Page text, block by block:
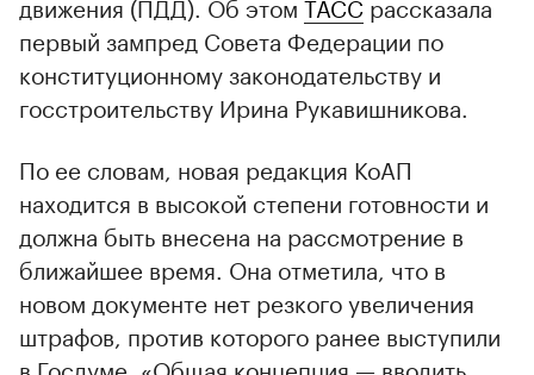
первый зампред Совета Федерации по
конституционному законодательству и
госстроительству Ирина Рукавишникова.
По ее словам, новая редакция КоАП
находится в высокой степени готовности и
должна быть внесена на рассмотрение в
ближайшее время. Она отметила, что в
новом документе нет резкого увеличения
штрафов, против которого ранее выступили
в Госдуме. «Общая концепция — вводить